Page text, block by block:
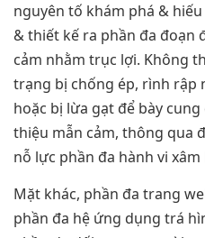
nguyên tố khám phá &
& thiết kế ra phần đa đoạn
cảm nhằm trục lợi. Không
trạng bị chống ép, rình rập
hoặc bị lừa gạt để bày
thiệu mẫn cảm, thông qua
nỗ lực phần đa hành vi
Mặt khác, phần đa trang
phần đa hệ ứng dụng trá